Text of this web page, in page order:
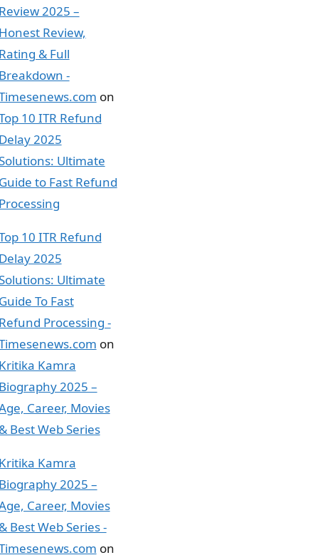
Review 2025 –
Honest Review,
Rating & Full
Breakdown -
on
10 ITR Refund
Delay 2025
Ultimate
Guide to Fast Refund
Processing
10 ITR Refund
Delay 2025
Ultimate
Guide To Fast
Refund Processing -
on
Kritika Kamra
Biography 2025 –
Career, Movies
& Best Web Series
Kritika Kamra
Biography 2025 –
Career, Movies
& Best Web Series -
on